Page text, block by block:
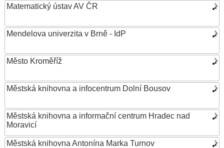
Matematický ústav AV ČR
Mendelova univerzita v Brně - IdP
Město Kroměříž
Městská knihovna a infocentrum Dolní Bousov
Městská knihovna a informační centrum Hradec nad
Moravicí
Městská knihovna Antonína Marka Turnov